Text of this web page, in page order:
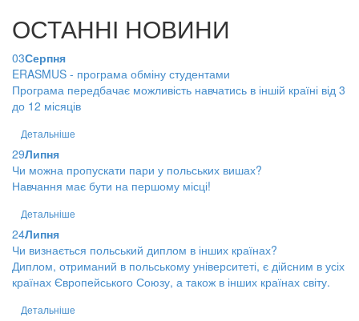
ОСТАННІ НОВИНИ
03Серпня
ERASMUS - програма обміну студентами
Програма передбачає можливість навчатись в іншій країні від 3
до 12 місяців
Детальніше
29Липня
Чи можна пропускати пари у польських вишах?
Навчання має бути на першому місці!
Детальніше
24Липня
Чи визнається польський диплом в інших країнах?
Диплом, отриманий в польському університеті, є дійсним в усіх
країнах Європейського Союзу, а також в інших країнах світу.
Детальніше